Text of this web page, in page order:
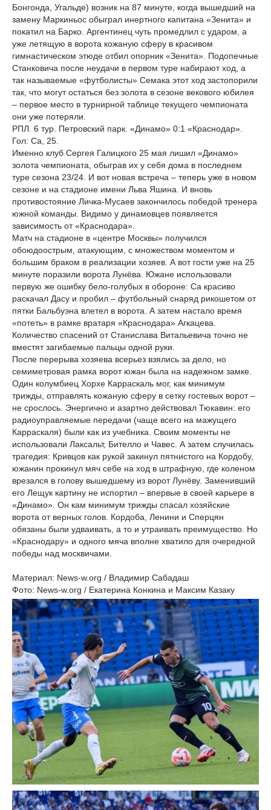
Бонгонда, Угальде) возник на 87 минуте, когда вышедший на
замену Маркиньос обыграл инертного капитана «Зенита» и
покатил на Барко. Аргентинец чуть промедлил с ударом, а
уже летящую в ворота кожаную сферу в красивом
гимнастическом этюде отбил опорник «Зенита». Подопечные
Станковича после неудачи в первом туре набирают ход, а
так называемые «футболисты» Семака этот ход застопорили
так, что могут остаться без золота в сезоне векового юбилея
– первое место в турнирной таблице текущего чемпионата
они уже потеряли.
РПЛ. 6 тур. Петровский парк. «Динамо» 0:1 «Краснодар».
Гол: Са, 25.
Именно клуб Сергея Галицкого 25 мая лишил «Динамо»
золота чемпионата, обыграв их у себя дома в последнем
туре сезона 23/24. И вот новая встреча – теперь уже в новом
сезоне и на стадионе имени Льва Яшина. И вновь
противостояние Личка-Мусаев закончилось победой тренера
южной команды. Видимо у динамовцев появляется
зависимость от «Краснодара».
Матч на стадионе в «центре Москвы» получился
обоюдоострым, атакующим, с множеством моментом и
большим браком в реализации хозяев. А вот гости уже на 25
минуте поразили ворота Лунёва. Южане использовали
первую же ошибку бело-голубых в обороне: Са красиво
раскачал Дасу и пробил – футбольный снаряд рикошетом от
пятки Бальбуэна влетел в ворота. А затем настало время
«потеть» в рамке вратаря «Краснодара» Агкацева.
Количество спасений от Станислава Витальевича точно не
вместят загибаемые пальцы одной руки.
После перерыва хозяева всерьез взялись за дело, но
семиметровая рамка ворот южан была на надежном замке.
Один колумбиец Хорхе Карраскаль мог, как минимум
трижды, отправлять кожаную сферу в сетку гостевых ворот –
не срослось. Энергично и азартно действовал Тюкавин: его
радиоуправляемые передачи (чаще всего на мажущего
Карраскаля) были как из учебника. Своим моменты не
использовали Лаксальт, Бителло и Чавес. А затем случилась
трагедия: Кривцов как рукой закинул пятнистого на Кордобу,
южанин прокинул мяч себе на ход в штрафную, где коленом
врезался в голову вышедшему из ворот Лунёву. Заменивший
его Лещук картину не испортил – впервые в своей карьере в
«Динамо». Он кам минимум трижды спасал хозяйские
ворота от верных голов. Кордоба, Ленини и Сперцян
обязаны были удваивать, а то и утраивать преимущество. Но
«Краснодару» и одного мяча вполне хватило для очередной
победы над москвичами.
Материал: News-w.org / Владимир Сабадаш
Фото: News-w.org / Екатерина Конкина и Максим Казаку